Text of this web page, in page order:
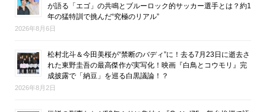
が語る「エゴ」の共鳴とブルーロック的サッカー選手とは？約1
年の猛特訓で挑んだ“究極のリアル”
2026年8月6日
松村北斗＆今田美桜が“禁断のバディ”に！去る7月23日に逝去さ
れた東野圭吾の最高傑作が実写化！映画『白鳥とコウモリ』完
成披露で「納豆」を巡る白黒議論！？
2026年8月2日